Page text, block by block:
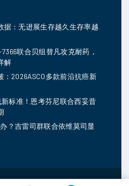
据：无进展生存越久生存率越
联合贝组替凡攻克耐药，
解
2026ASCO多款前沿抗癌新
标准！恩考芬尼联合西妥昔
？吉雷司群联合依维莫司显